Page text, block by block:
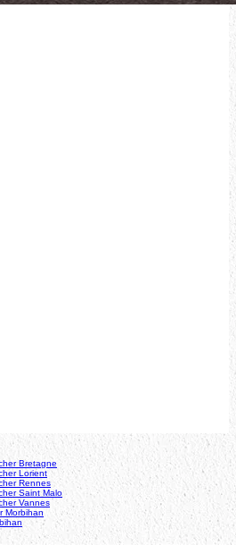
Bretagne
Lorient
Rennes
Saint Malo
Vannes
Morbihan